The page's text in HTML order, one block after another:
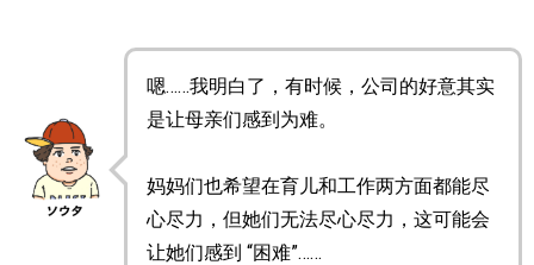
嗯……我明白了，有时候，公司的好意其实
是让母亲们感到为难。
妈妈们也希望在育儿和工作两方面都能尽
心尽力，但她们无法尽心尽力，这可能会
让她们感到 “困难”……